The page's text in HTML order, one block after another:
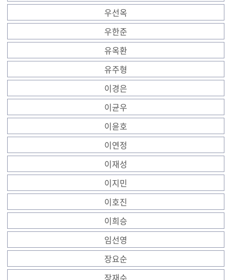
우선옥
우한준
유옥환
유주형
이경은
이균우
이윤호
이연정
이재성
이지민
이호진
이희승
임선영
장요순
장재수